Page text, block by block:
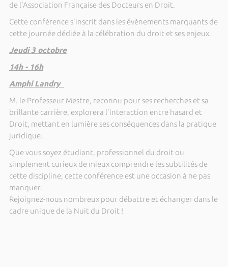
de l'Association Française des Docteurs en Droit.
Cette conférence s'inscrit dans les évènements marquants de
cette journée dédiée à la célébration du droit et ses enjeux.
Jeudi 3 octobre
14h - 16h
Amphi Landry
M. le Professeur Mestre, reconnu pour ses recherches et sa
brillante carrière, explorera l'interaction entre hasard et
Droit, mettant en lumière ses conséquences dans la pratique
juridique.
Que vous soyez étudiant, professionnel du droit ou
simplement curieux de mieux comprendre les subtilités de
cette discipline, cette conférence est une occasion à ne pas
manquer.
Rejoignez-nous nombreux pour débattre et échanger dans le
cadre unique de la Nuit du Droit !